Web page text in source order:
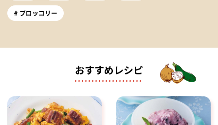
ブロッコリー
おすすめレシピ